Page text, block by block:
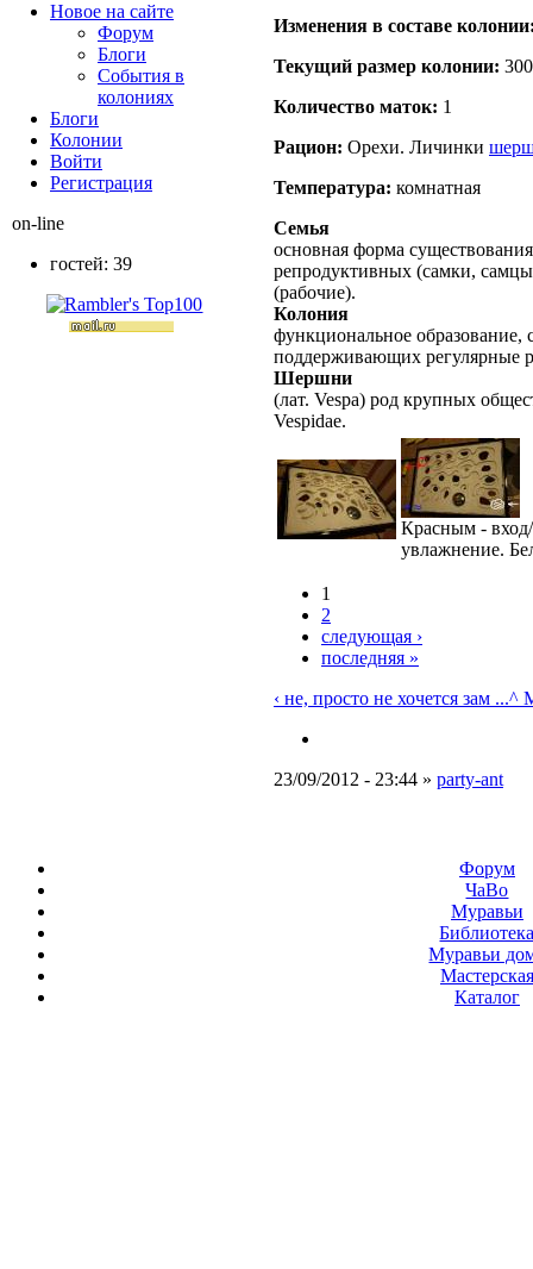
Изменения в составе
Текущий размер кoлонии: 300
Количество маток: 1
Рацион: Орехи. Личинки
Температура: комнатная
Семья
основная форма
репродуктивных (самки,
(рабочие).
Колония
функциональное образование,
поддерживающих регулярные
Шершни
(лат. Vespa) род крупных
Vespidae.
Красным -
увлажнение.
1
2
следующая ›
последняя »
‹ не, просто не хочется зам ...^
23/09/2012 - 23:44 » party-ant
Новое на сайте
Форум
Блоги
События в
колониях
Блоги
Колонии
Войти
Peгиcтpaция
on-line
гостей: 39
Форум
ЧаВо
Муравьи
Муравьи
Мастерская
Каталог